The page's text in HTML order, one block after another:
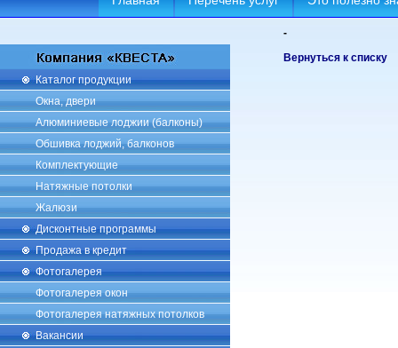
Каталог продукции
Окна, двери
Алюминиевые лоджии (балконы)
Обшивка лоджий, балконов
Комплектующие
Натяжные потолки
Жалюзи
Дисконтные программы
Продажа в кредит
Фотогалерея
Фотогалерея окон
Фотогалерея натяжных потолков
Вакансии
-
Вернуться к списку